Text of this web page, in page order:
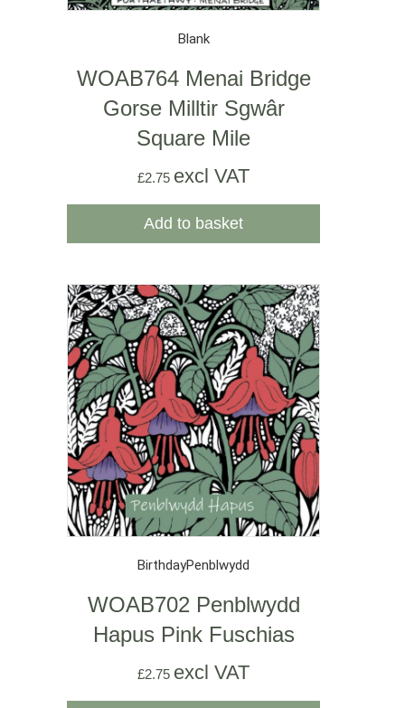
Blank
WOAB764 Menai Bridge
Gorse Milltir Sgwâr
Square Mile
£2.75 excl VAT
Add to basket
BirthdayPenblwydd
WOAB702 Penblwydd
Hapus Pink Fuschias
£2.75 excl VAT